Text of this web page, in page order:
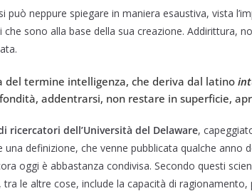
può neppure spiegare in maniera esaustiva, vista
che sono alla base della sua creazione. Addirittura,
del termine intelligenza, che deriva dal latino
addentrarsi, non restare in superficie,
ricercatori dell’Università del Delaware,
una definizione, che venne pubblicata qualche anno
oggi è abbastanza condivisa. Secondo questi
le altre cose, include la capacità di